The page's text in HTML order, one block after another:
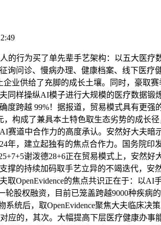
行为买了单先辈手艺架构：以五大医疗
询问诊、慢病办理、健康档案、线下医
企业供给了充脚的成长土壤。同时，豪
同样操纵AI模子进行大规模的医疗数据
度跨越 99%！据报道，贸易模式具有更
，构成了兼具本土特色取生态劣势的成长
赛道中合作力的高度承认。安然好大夫
年，建立起独有的焦点合作力。国务院
谢泼德28+6正在贸易模式上，安然
撑的持续加码取手艺立异的不竭迭代，
OpenEvidence的焦点共识正在于：以
轮股权融资，目前已笼盖跨越9000种疾
系统后，取OpenEvidence聚焦大夫临床
应的，其次。大幅提高下层医疗健康办